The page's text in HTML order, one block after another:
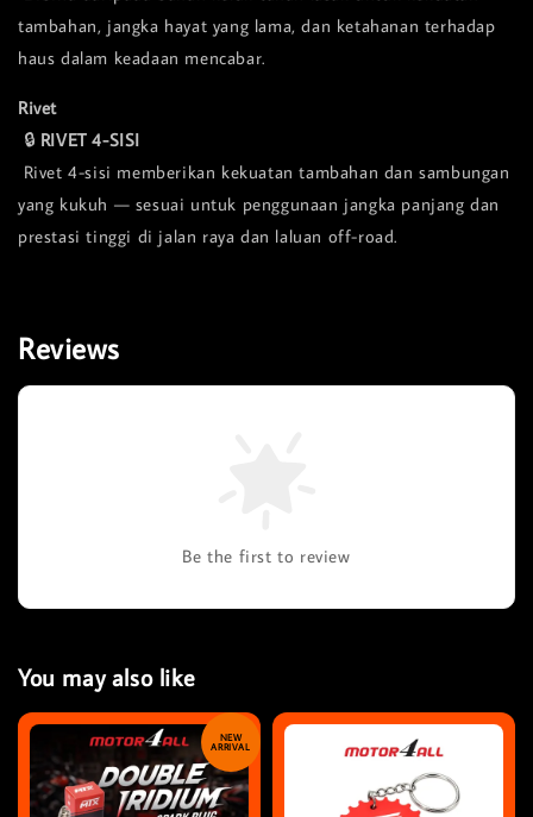
tambahan, jangka hayat yang lama, dan ketahanan terhadap
haus dalam keadaan mencabar.
Rivet
🔒 RIVET 4-SISI
Rivet 4-sisi memberikan kekuatan tambahan dan sambungan
yang kukuh — sesuai untuk penggunaan jangka panjang dan
prestasi tinggi di jalan raya dan laluan off-road.
Reviews
Be the first to review
You may also like
NEW
ARRIVAL